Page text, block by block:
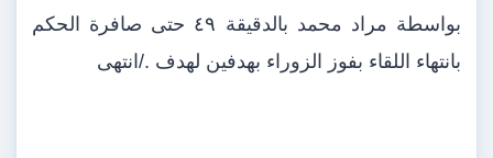
بواسطة مراد محمد بالدقيقة ٤٩ حتى صافرة الحكم
بانتهاء اللقاء بفوز الزوراء بهدفين لهدف ./انتهى